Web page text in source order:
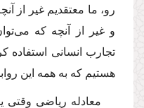
رو، ما معتقدیم غیر از
و غیر از آنچه كه
تجارب انسانى استفاده
هستیم كه به همه این
معادله ریاضى